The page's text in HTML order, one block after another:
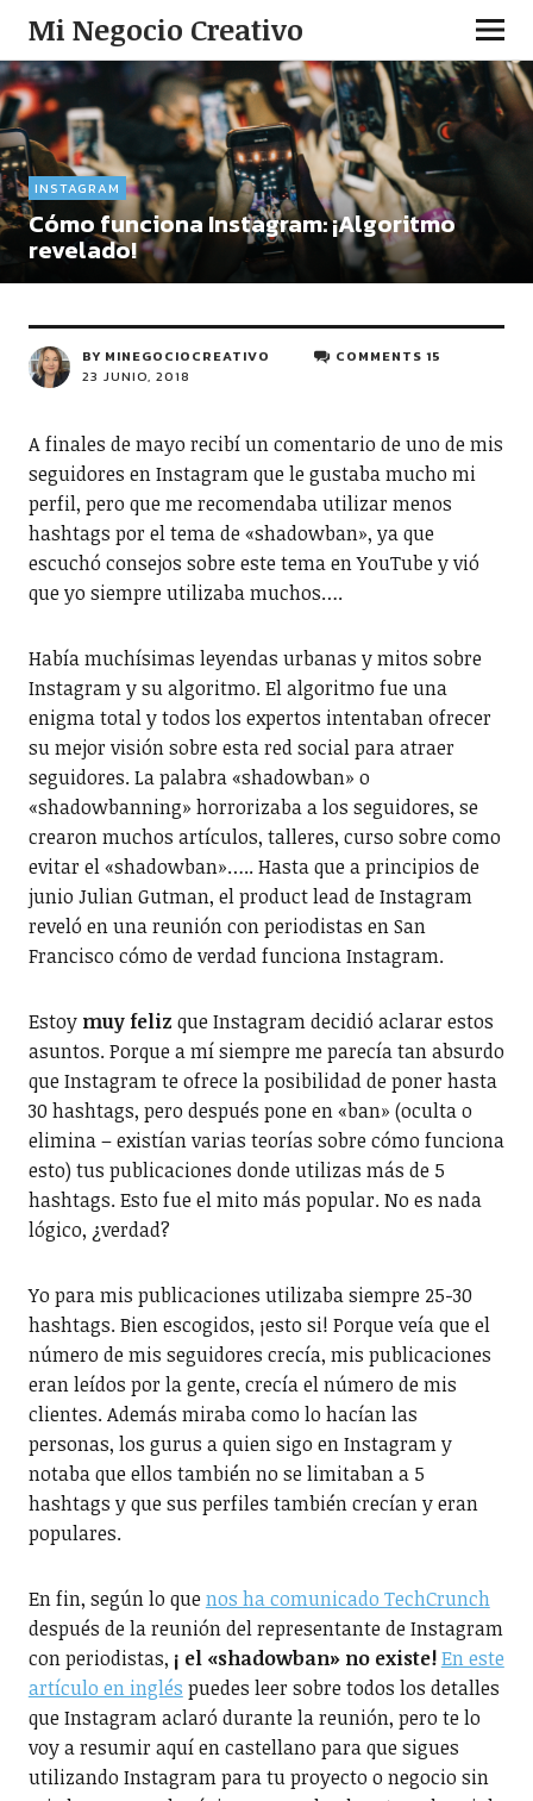
Mi Negocio Creativo
INSTAGRAM
Cómo funciona Instagram: ¡Algoritmo
revelado!
BY MINEGOCIOCREATIVO
23 JUNIO, 2018
COMMENTS 15
A finales de mayo recibí un comentario de uno de mis
seguidores en Instagram que le gustaba mucho mi
perfil, pero que me recomendaba utilizar menos
hashtags por el tema de «shadowban», ya que
escuchó consejos sobre este tema en YouTube y vió
que yo siempre utilizaba muchos….
Había muchísimas leyendas urbanas y mitos sobre
Instagram y su algoritmo. El algoritmo fue una
enigma total y todos los expertos intentaban ofrecer
su mejor visión sobre esta red social para atraer
seguidores. La palabra «shadowban» o
«shadowbanning» horrorizaba a los seguidores, se
crearon muchos artículos, talleres, curso sobre como
evitar el «shadowban»….. Hasta que a principios de
junio Julian Gutman, el product lead de Instagram
reveló en una reunión con periodistas en San
Francisco cómo de verdad funciona Instagram.
Estoy muy feliz que Instagram decidió aclarar estos
asuntos. Porque a mí siempre me parecía tan absurdo
que Instagram te ofrece la posibilidad de poner hasta
30 hashtags, pero después pone en «ban» (oculta o
elimina – existían varias teorías sobre cómo funciona
esto) tus publicaciones donde utilizas más de 5
hashtags. Esto fue el mito más popular. No es nada
lógico, ¿verdad?
Yo para mis publicaciones utilizaba siempre 25-30
hashtags. Bien escogidos, ¡esto si! Porque veía que el
número de mis seguidores crecía, mis publicaciones
eran leídos por la gente, crecía el número de mis
clientes. Además miraba como lo hacían las
personas, los gurus a quien sigo en Instagram y
notaba que ellos también no se limitaban a 5
hashtags y que sus perfiles también crecían y eran
populares.
En fin, según lo quenos ha comunicado TechCrunch
después de la reunión del representante de Instagram
con periodistas, ¡ el «shadowban» no existe!En este
artículo en inglés puedes leer sobre todos los detalles
que Instagram aclaró durante la reunión, pero te lo
voy a resumir aquí en castellano para que sigues
utilizando Instagram para tu proyecto o negocio sin